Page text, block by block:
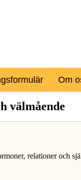
Om
välmående
relationer och